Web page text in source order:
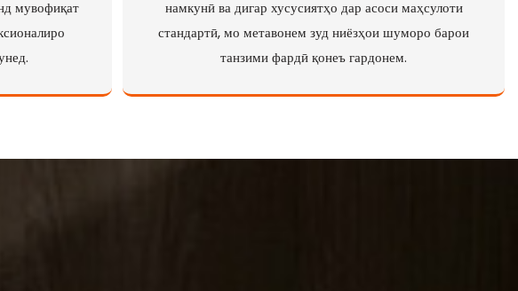
мувофиқат
намкунӣ ва дигар хусусиятҳо дар асоси маҳсулоти
стандартӣ, мо метавонем зуд ниёзҳои шуморо барои
танзими фардӣ қонеъ гардонем.